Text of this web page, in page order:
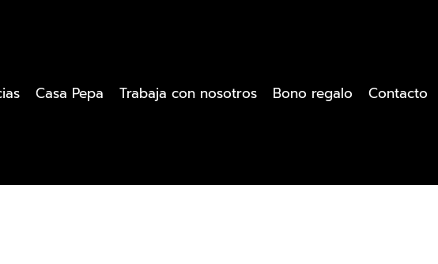
Casa Pepa Trabaja con nosotros Bono regalo Contacto